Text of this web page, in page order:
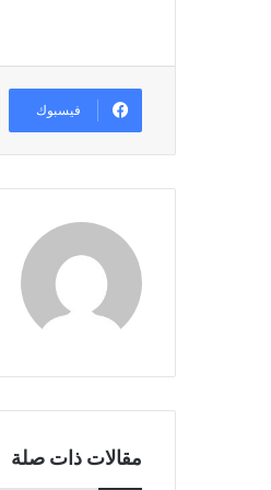
فيسبوك
مقالات ذات صلة